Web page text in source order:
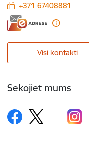
+371 67408881
Visi kontakti
Sekojiet mums